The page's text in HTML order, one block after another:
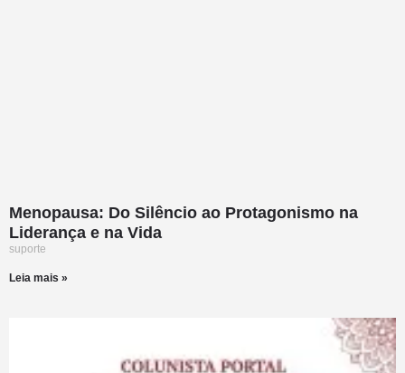
Menopausa: Do Silêncio ao Protagonismo na
Liderança e na Vida
suporte
Leia mais »